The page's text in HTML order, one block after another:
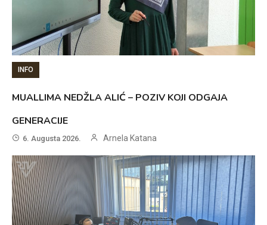
INFO
MUALLIMA NEDŽLA ALIĆ – POZIV KOJI ODGAJA
GENERACIJE
6. Augusta 2026. Arnela Katana